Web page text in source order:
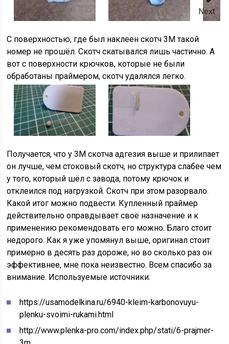
Next
С поверхностью, где был наклеен скотч 3М такой
номер не прошёл. Скотч скатывался лишь частично. А
вот с поверхности крючков, которые не были
обработаны праймером, скотч удалялся легко.
Получается, что у 3М скотча адгезия выше и прилипает
он лучше, чем стоковый скотч, но структура слабее чем
у того, который шёл с завода, потому крючок и
отклеился под нагрузкой. Скотч при этом разорвало.
Какой итог можно подвести. Купленный праймер
действительно оправдывает своё назначение и к
применению рекомендовать его можно. Благо стоит
недорого. Как я уже упомянул выше, оригинал стоит
примерно в десять раз дороже, но во сколько раз он
эффективнее, мне пока неизвестно. Всем спасибо за
внимание. Используемые источники:
https://usamodelkina.ru/6940-kleim-karbonovuyu-
plenku-svoimi-rukami.html
http://www.plenka-pro.com/index.php/stati/6-prajmer-